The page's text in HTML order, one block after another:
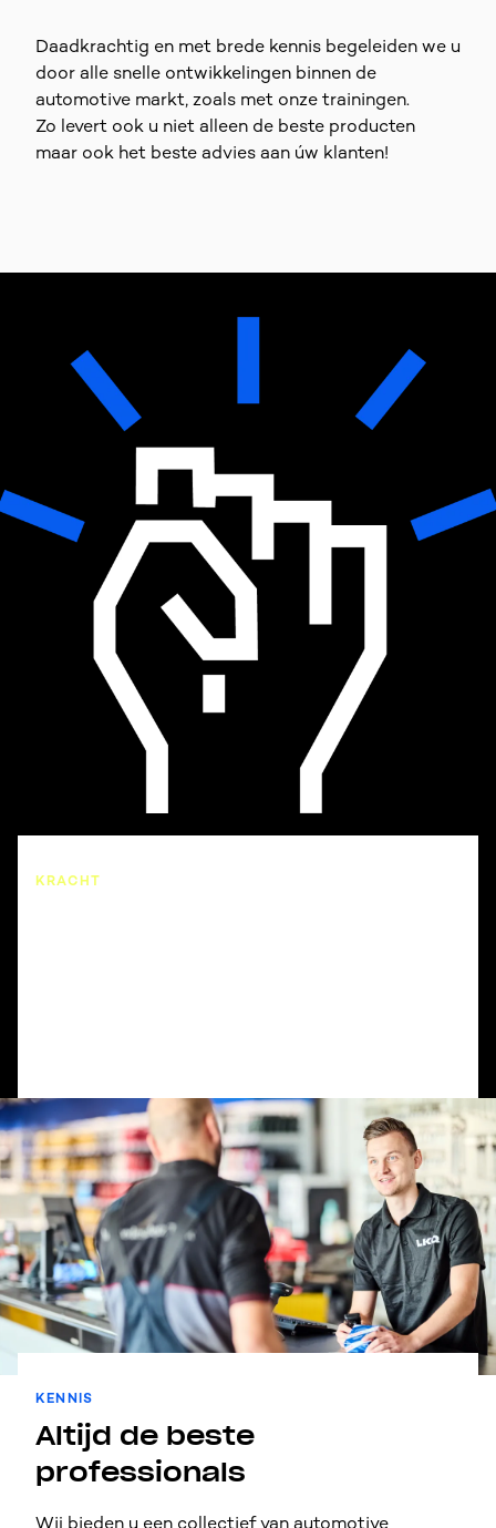
Daadkrachtig en met brede kennis begeleiden we u
door alle snelle ontwikkelingen binnen de
automotive markt, zoals met onze trainingen.
Zo levert ook u niet alleen de beste producten
maar ook het beste advies aan úw klanten!
KRACHT
KENNIS
Altijd de beste
professionals
Wij bieden u een collectief van automotive